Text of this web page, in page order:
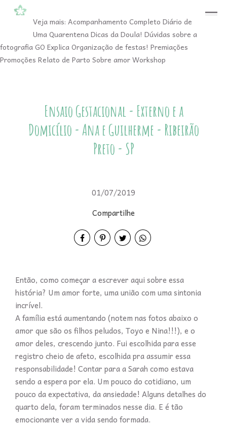
menu
Veja mais: Acompanhamento Completo Diário de
Uma QuarentenaDicas da Doula! Dúvidas sobre a
fotografiaGO ExplicaOrganização de festas! Premiações
Promoções Relato de Parto Sobre amorWorkshop
Ensaio Gestacional - Externo e a
Domicílio - Ana e Guilherme - Ribeirão
Preto - SP
01/07/2019
Compartilhe
Então, como começar a escrever aqui sobre essa
história? Um amor forte, uma união com uma sintonia
incrível.
A família está aumentando (notem nas fotos abaixo o
amor que são os filhos peludos, Toyo e Nina!!!), e o
amor deles, crescendo junto. Fui escolhida para esse
registro cheio de afeto, escolhida pra assumir essa
responsabilidade! Contar para a Sarah como estava
sendo a espera por ela. Um pouco do cotidiano, um
pouco da expectativa, da ansiedade! Alguns detalhes do
quarto dela, foram terminados nesse dia. E é tão
emocionante ver a vida sendo formada.